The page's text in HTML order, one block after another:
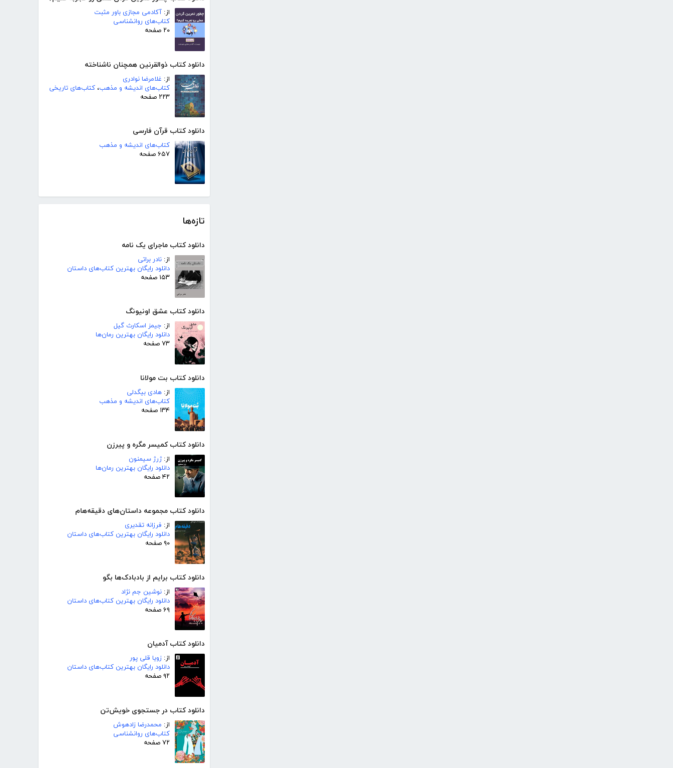
از: آکادمی مجازی باور مثبت
کتاب‌های روانشناسی
۲۰ صفحه
دانلود کتاب ذوالقرنین همچنان ناشناخته
از: غلامرضا نوادری
کتاب‌های اندیشه و مذهب، کتاب‌های تاریخی
۲۲۳ صفحه
دانلود کتاب قرآن فارسی
کتاب‌های اندیشه و مذهب
۶۵۷ صفحه
تازه‌ها
دانلود کتاب ماجرای یک نامه
از: نادر براتی
دانلود رایگان بهترین کتاب‌های داستان
۱۵۳ صفحه
دانلود کتاب عشق اونیونگ
از: جیمز اسکارث گیل
دانلود رایگان بهترین رمان‌ها
۷۳ صفحه
دانلود کتاب بت مولانا
از: هادی بیگدلی
کتاب‌های اندیشه و مذهب
۱۳۴ صفحه
دانلود کتاب کمیسر مگره و پیرزن
از:ژرژ سیمنون
دانلود رایگان بهترین رمان‌ها
۴۲ صفحه
دانلود کتاب مجموعه داستان‌های دقیقه‌هام
از: فرزانه تقدیری
دانلود رایگان بهترین کتاب‌های داستان
۹۰ صفحه
دانلود کتاب برایم از بادبادک‌ها بگو
از: نوشین جم نژاد
دانلود رایگان بهترین کتاب‌های داستان
۶۹ صفحه
دانلود کتاب آدمیان
از: زویا قلی پور
دانلود رایگان بهترین کتاب‌های داستان
۹۲ صفحه
دانلود کتاب در جستجوی خویش‌تن
از: محمدرضا زادهوش
کتاب‌های روانشناسی
۷۲ صفحه